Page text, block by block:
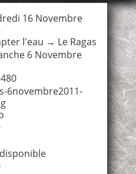
16 Novembre
l'eau → Le Ragas
6 Novembre
6novembre2011-